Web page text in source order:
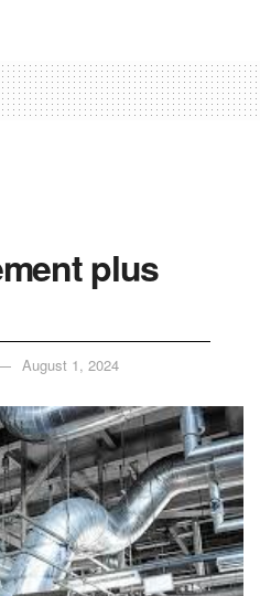
plus
August 1, 2024